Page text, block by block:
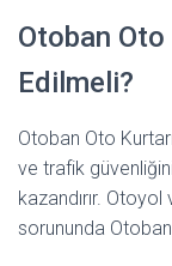
Otoban
Edilmeli?
Otoban Oto
ve trafik
kazandırır.
sorununda